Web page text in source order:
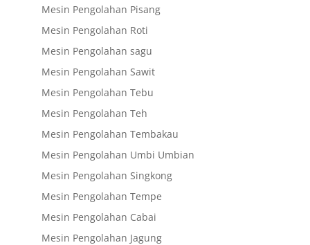
Mesin Pengolahan Pisang
Mesin Pengolahan Roti
Mesin Pengolahan sagu
Mesin Pengolahan Sawit
Mesin Pengolahan Tebu
Mesin Pengolahan Teh
Mesin Pengolahan Tembakau
Mesin Pengolahan Umbi Umbian
Mesin Pengolahan Singkong
Mesin Pengolahan Tempe
Mesin Pengolahan Cabai
Mesin Pengolahan Jagung